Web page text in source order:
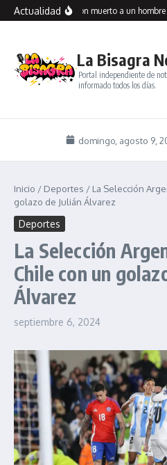
Saltar al contenido
ActualidadEncontraron muerto a un
La Bisagra
Portal independiente de
informado todos los días.
domingo, agosto 9,
Inicio / Deportes / La Selección
golazo de Julián Álvarez
Deportes
La Selección
Chile con un
Álvarez
septiembre 6, 2024